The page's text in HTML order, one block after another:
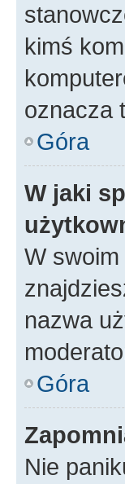
kimś
oznacza
Góra
W jaki
W swoim
nazwa
Góra
Nie